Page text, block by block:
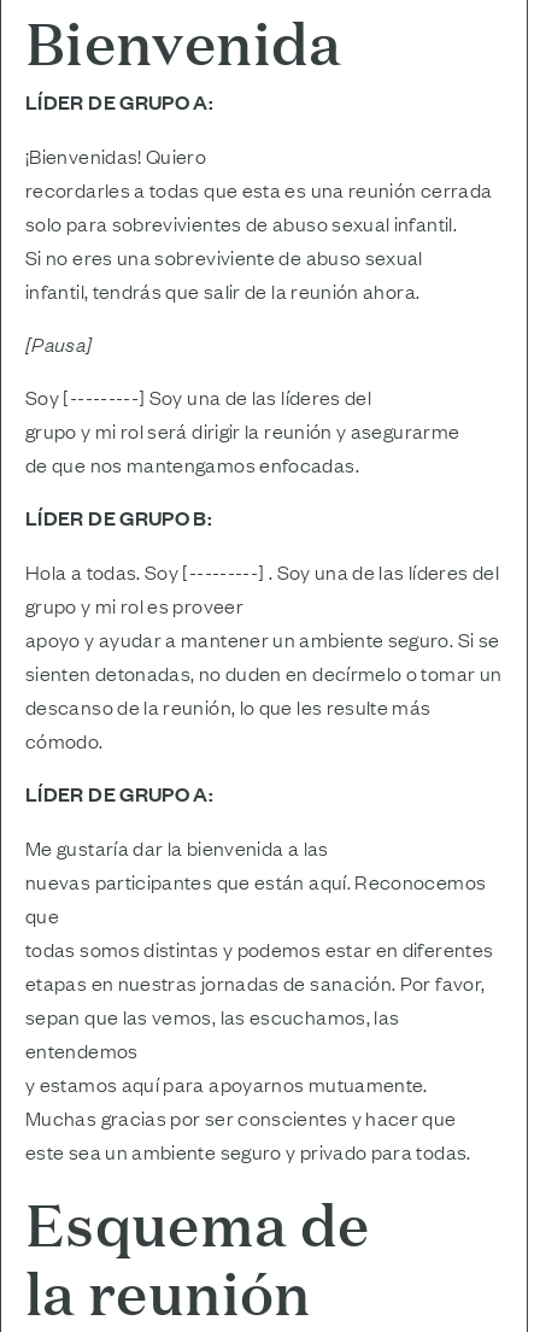
Bienvenida
LÍDER DE GRUPO A:
¡Bienvenidas! Quiero
recordarles a todas que esta es una reunión cerrada
solo para sobrevivientes de abuso sexual infantil.
Si no eres una sobreviviente de abuso sexual
infantil, tendrás que salir de la reunión ahora.
[Pausa]
Soy [---------] Soy una de las líderes del
grupo y mi rol será dirigir la reunión y asegurarme
de que nos mantengamos enfocadas.
LÍDER DE GRUPO B:
Hola a todas. Soy [---------] . Soy una de las líderes del
grupo y mi rol es proveer
apoyo y ayudar a mantener un ambiente seguro. Si se
sienten detonadas, no duden en decírmelo o tomar un
descanso de la reunión, lo que les resulte más
cómodo.
LÍDER DE GRUPO A:
Me gustaría dar la bienvenida a las
nuevas participantes que están aquí. Reconocemos
que
todas somos distintas y podemos estar en diferentes
etapas en nuestras jornadas de sanación. Por favor,
sepan que las vemos, las escuchamos, las
entendemos
y estamos aquí para apoyarnos mutuamente.
Muchas gracias por ser conscientes y hacer que
este sea un ambiente seguro y privado para todas.
Esquema de
la reunión